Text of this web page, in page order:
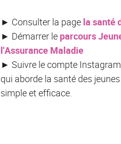
► Consulter la page la santé
► Démarrer le parcours
l'Assurance Maladie
► Suivre le compte Instagram
qui aborde la santé des
simple et efficace.